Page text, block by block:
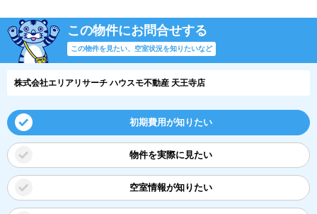
この物件にお問合せする
この物件を見たい、空室状況を知りたいなど
株式会社エリアリサーチ ハウスモ不動産 天王寺店
初期費用が知りたい
物件を実際に見たい
空室情報が知りたい